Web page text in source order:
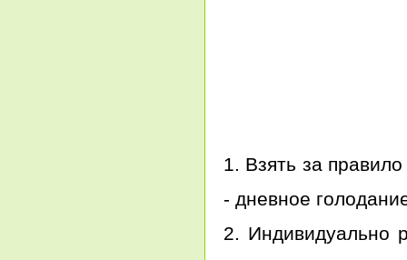
1. Взять за
- дневное
2. Индивидуально